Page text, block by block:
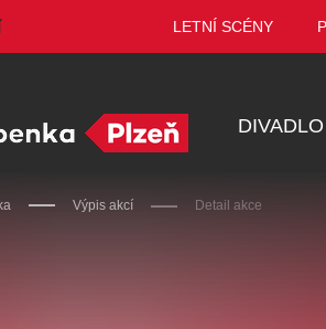
LETNÍ SCÉNY
DIVADLO
Výpis akcí Detail akce